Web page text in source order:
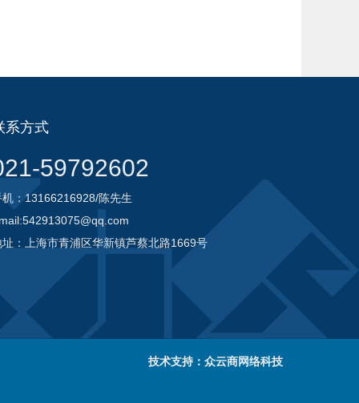
系方式
59792602
机：13166216928/陈先生
址：上海市青浦区华新镇芦蔡北路1669号
技术支持：众云商网络科技